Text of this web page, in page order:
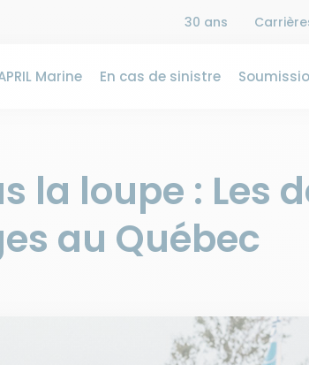
30 ans
Marine En cas de sinistre
la loupe : Les
au Québec